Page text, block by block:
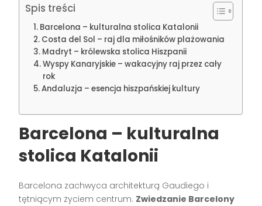
Spis treści
Barcelona – kulturalna stolica Katalonii
Costa del Sol – raj dla miłośników plażowania
Madryt – królewska stolica Hiszpanii
Wyspy Kanaryjskie – wakacyjny raj przez cały
rok
Andaluzja – esencja hiszpańskiej kultury
Barcelona – kulturalna
stolica Katalonii
Barcelona zachwyca architekturą Gaudiego i
tętniącym życiem centrum. Zwiedzanie Barcelony